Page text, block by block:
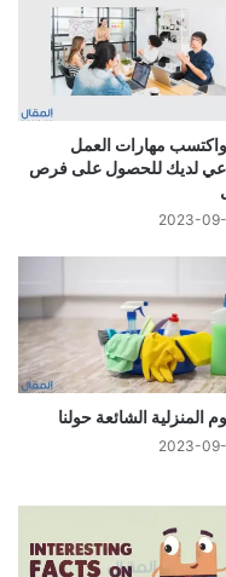
مهارات العمل
لديك للحصول على فرص
2023-
المنزلية الشائعة حولنا
2023-